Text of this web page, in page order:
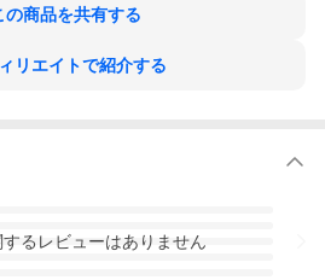
の商品を共有する
リエイトで紹介する
するレビューはありません